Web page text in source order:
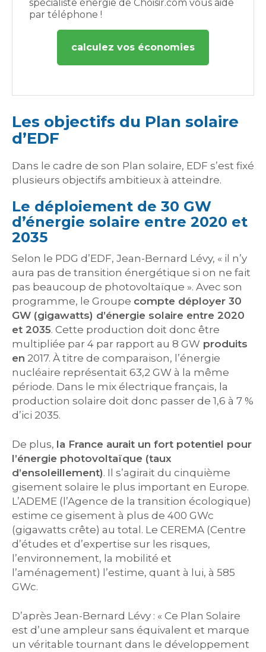
spécialiste énergie de Choisir.com vous aide
par téléphone !
calculez vos économies
Les objectifs du Plan solaire
d’EDF
Dans le cadre de son Plan solaire, EDF s’est fixé
plusieurs objectifs ambitieux à atteindre.
Le déploiement de 30 GW
d’énergie solaire entre 2020 et
2035
Selon le PDG d’EDF, Jean-Bernard Lévy, « il n’y
aura pas de transition énergétique si on ne fait
pas beaucoup de photovoltaïque ». Avec son
programme, le Groupe compte déployer 30
GW (gigawatts) d’énergie solaire entre 2020
et 2035. Cette production doit donc être
multipliée par 4 par rapport au 8 GW produits
en 2017. À titre de comparaison, l’énergie
nucléaire représentait 63,2 GW à la même
période. Dans le mix électrique français, la
production solaire doit donc passer de 1,6 à 7 %
d’ici 2035.
De plus, la France aurait un fort potentiel pour
l’énergie photovoltaïque (taux
d’ensoleillement). Il s’agirait du cinquième
gisement solaire le plus important en Europe.
L’ADEME (l’Agence de la transition écologique)
estime ce gisement à plus de 400 GWc
(gigawatts crête) au total. Le CEREMA (Centre
d’études et d’expertise sur les risques,
l’environnement, la mobilité et
l’aménagement) l’estime, quant à lui, à 585
GWc.
D’après Jean-Bernard Lévy : « Ce Plan Solaire
est d’une ampleur sans équivalent et marque
un véritable tournant dans le développement